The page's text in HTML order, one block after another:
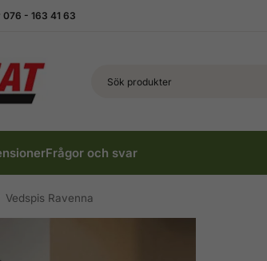
076 - 163 41 63
Frågor och svar
Vedspis Ravenna